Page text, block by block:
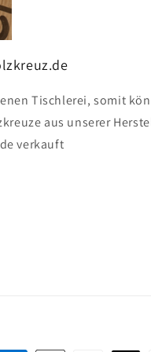
Tischlerei, somit
aus unserer
verkauft